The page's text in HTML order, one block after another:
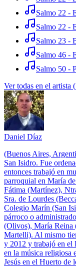
Salmo 22 -
Salmo 22 -
Salmo 23 -
Salmo 46 -
Salmo 50 -
Ver todas en el artista (
Daniel Díaz
(Buenos Aires,
San Isidro. Fue
entonces trabajó en
parroquial en María
Fátima (Martínez),
Sra. de Lourdes
Colegio Marín (San
párroco o
(Olivos), María Reina
Martelli). Al mismo
y 2012 y trabajó en el
en la música religiosa
Jesús en el Huerto de